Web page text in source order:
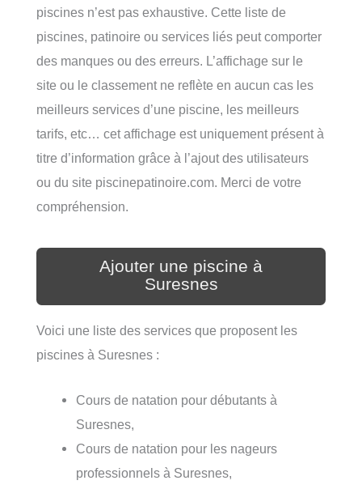
piscines n’est pas exhaustive. Cette liste de
piscines, patinoire ou services liés peut comporter
des manques ou des erreurs. L’affichage sur le
site ou le classement ne reflète en aucun cas les
meilleurs services d’une piscine, les meilleurs
tarifs, etc… cet affichage est uniquement présent à
titre d’information grâce à l’ajout des utilisateurs
ou du site piscinepatinoire.com. Merci de votre
compréhension.
Ajouter une piscine à
Suresnes
Voici une liste des services que proposent les
piscines à Suresnes :
Cours de natation pour débutants à
Suresnes,
Cours de natation pour les nageurs
professionnels à Suresnes,